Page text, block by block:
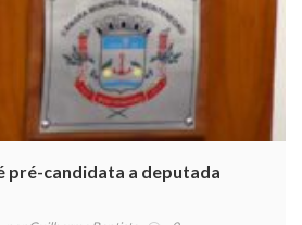
pré-candidata a deputada